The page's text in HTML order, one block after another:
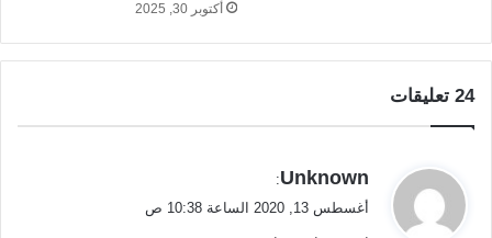
أكتوبر 30, 2025
‫24 تعليقات
ي
ق
Unknown
:
أغسطس 13, 2020 الساعة 10:38 ص